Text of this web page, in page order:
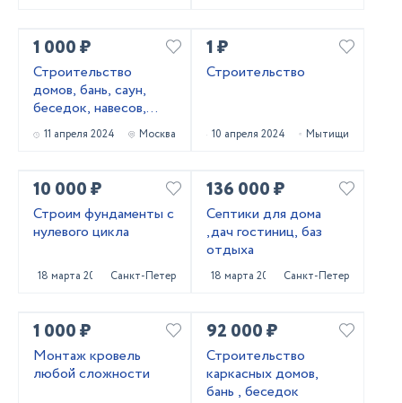
1 000 ₽
Строительство
домов, бань, саун,
беседок, навесов,
террас, фундаментов
11 апреля 2024 Москва
1 ₽
Строительство
10 апреля 2024 Мытищи
10 000 ₽
Строим фундаменты с
нулевого цикла
18 марта 2024 Санкт-Петербург
136 000 ₽
Септики для дома
,дач гостиниц, баз
отдыха
18 марта 2024 Санкт-Петербург
1 000 ₽
Монтаж кровель
любой сложности
92 000 ₽
Строительство
каркасных домов,
бань , беседок